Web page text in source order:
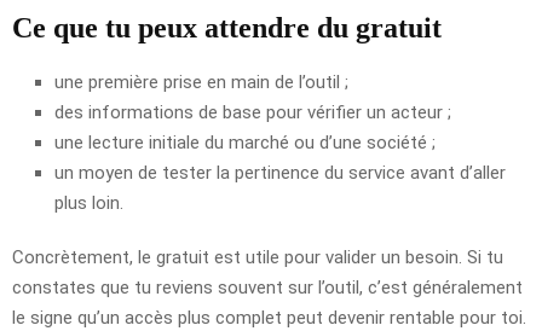
Ce que tu peux attendre du gratuit
une première prise en main de l’outil ;
des informations de base pour vérifier un acteur ;
une lecture initiale du marché ou d’une société ;
un moyen de tester la pertinence du service avant d’aller
plus loin.
Concrètement, le gratuit est utile pour valider un besoin. Si tu
constates que tu reviens souvent sur l’outil, c’est généralement
le signe qu’un accès plus complet peut devenir rentable pour toi.